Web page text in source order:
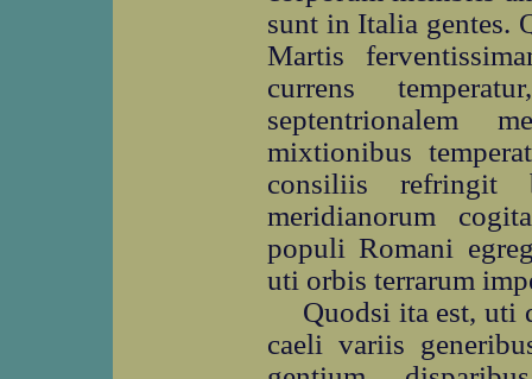
sunt in Italia gentes.
Martis
currens
septentrionalem
mixtionibus
consiliis refringit
meridianorum
populi Romani
uti orbis terrarum
Quodsi ita est, uti
caeli variis